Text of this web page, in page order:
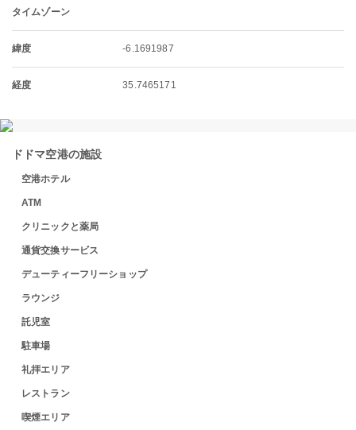
タイムゾーン
緯度 -6.1691987
経度 35.7465171
ドドマ空港の施設
空港ホテル
ATM
クリニックと薬局
通貨交換サービス
デューティーフリーショップ
ラウンジ
託児室
駐車場
礼拝エリア
レストラン
喫煙エリア